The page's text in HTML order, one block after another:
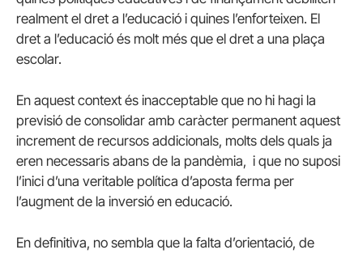
realment el dret a l’educació i quines l’enforteixen. El
dret a l’educació és molt més que el dret a una plaça
escolar.
En aquest context és inacceptable que no hi hagi la
previsió de consolidar amb caràcter permanent aquest
increment de recursos addicionals, molts dels quals ja
eren necessaris abans de la pandèmia, i que no suposi
l’inici d’una veritable política d’aposta ferma per
l’augment de la inversió en educació.
En definitiva, no sembla que la falta d’orientació, de